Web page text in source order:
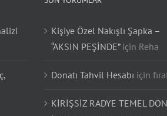
Kişiye Özel Nakışlı Şapka –
“AKSIN PEŞİNDE”
için Reha
Donatı Tahvil Hesabı içinfırat